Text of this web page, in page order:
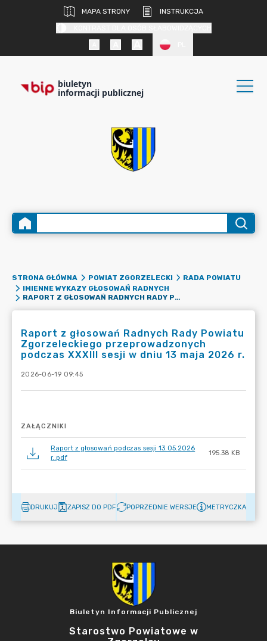
MAPA STRONY
INSTRUKCJA
biuletyn
informacji publicznej
STRONA GŁÓWNA POWIAT ZGORZELECKI
RADA POWIATU
IMIENNE WYKAZY GŁOSOWAŃ RADNYCH
RAPORT Z GŁOSOWAŃ RADNYCH RADY POWIATU ZGORZELECKIEGO PRZEPROWADZONYCH PODCZAS XXXIII SESJI W DNIU 13 MAJA 2026 R.
Raport z głosowań Radnych Rady Powiatu
Zgorzeleckiego przeprowadzonych
podczas XXXIII sesji w dniu 13 maja 2026 r.
2026-06-19 09:45
ZAŁĄCZNIKI
Raport z głosowań podczas sesji 13.05.2026
r..pdf
195.38 KB
DRUKUJ ZAPISZ DO PDF POPRZEDNIE WERSJE METRYCZKA
Biuletyn Informacji Publicznej
Starostwo Powiatowe w